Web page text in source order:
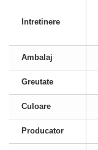
Intretinere
Ambalaj
Greutate
Culoare
Producator